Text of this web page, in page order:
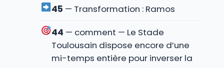
45 — Transformation : Ramos
44 — comment — Le Stade
Toulousain dispose encore d’une
mi-temps entière pour inverser la